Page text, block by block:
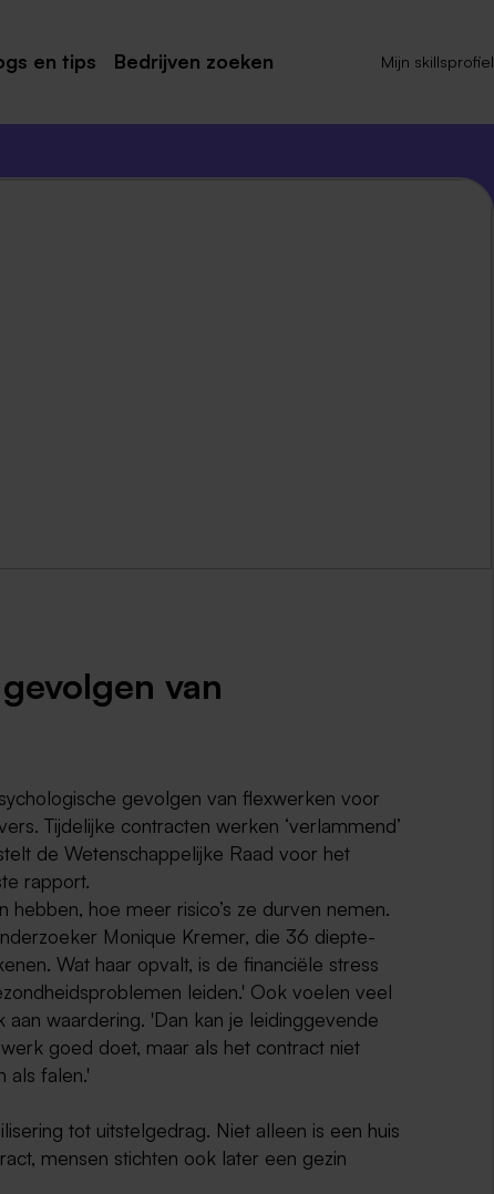
en tips Bedrijven zoeken Mijn skillsprofiel
van
gevolgen van flexwerken voor
Tijdelijke contracten werken ‘verlammend’
de Wetenschappelijke Raad voor het
rapport.
hebben, hoe meer risico’s ze durven nemen.
Monique Kremer, die 36 diepte-
Wat haar opvalt, is de financiële stress
leiden.' Ook voelen veel
waardering. 'Dan kan je leidinggevende
goed doet, maar als het contract niet
als falen.'
tot uitstelgedrag. Niet alleen is een huis
mensen stichten ook later een gezin